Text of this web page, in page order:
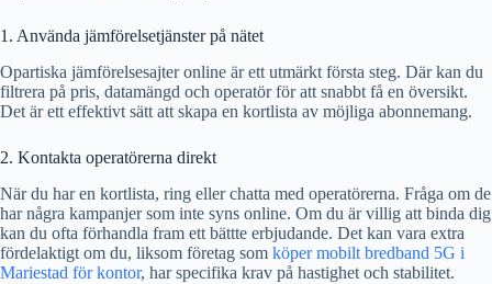
1. Använda jämförelsetjänster på nätet
Opartiska jämförelsesajter online är ett utmärkt första steg. Där kan du
filtrera på pris, datamängd och operatör för att snabbt få en översikt.
Det är ett effektivt sätt att skapa en kortlista av möjliga abonnemang.
2. Kontakta operatörerna direkt
När du har en kortlista, ring eller chatta med operatörerna. Fråga om de
har några kampanjer som inte syns online. Om du är villig att binda dig
kan du ofta förhandla fram ett bättte erbjudande. Det kan vara extra
fördelaktigt om du, liksom företag som köper mobilt bredband 5G i
Mariestad för kontor, har specifika krav på hastighet och stabilitet.